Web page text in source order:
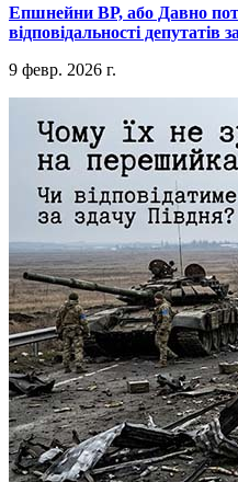
​Епшнейни ВР, або Давно
відповідальності депутатів
9 февр. 2026 г.